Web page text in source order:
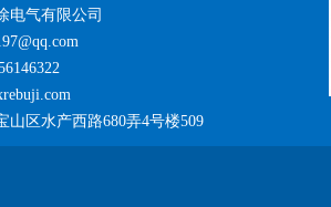
电气有限公司
山区水产西路680弄4号楼509